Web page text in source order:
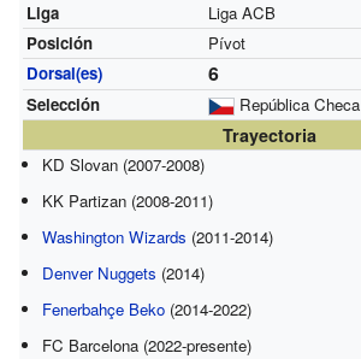
Liga
Liga ACB
Posición
Pívot
Dorsal(es)
6
Selección República Checa
Trayectoria
KD Slovan (2007-2008)
KK Partizan (2008-2011)
Washington Wizards (2011-2014)
Denver Nuggets (2014)
Fenerbahçe Beko (2014-2022)
FC Barcelona (2022-presente)